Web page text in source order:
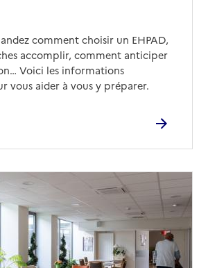
comment choisir un EHPAD,
accomplir, comment anticiper
Voici les informations
vous aider à vous y préparer.